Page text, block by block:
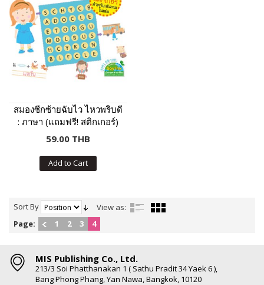
สมองซีกซ้ายฉับไว ไหวพริบดี
: ภาษา (แถมฟรี! สติกเกอร์)
59.00 THB
Add to Cart
Sort By
View as:
Page:
1 2 3 4
MIS Publishing Co., Ltd.
213/3 Soi Phatthanakan 1 ( Sathu Pradit 34 Yaek 6 ),
Bang Phong Phang, Yan Nawa, Bangkok, 10120